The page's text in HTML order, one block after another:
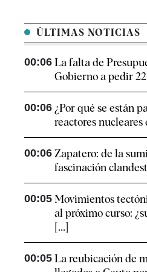
ÚLTIMAS NOTICIAS
00:06 La falta de
Gobierno a pedir
00:06 ¿Por qué se están
reactores nucleares
00:06 Zapatero: de la
fascinación
00:05 Movimientos
al próximo curso:
[...]
00:05 La reubicación de